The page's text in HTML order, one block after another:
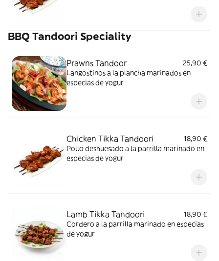
BBQ Tandoori Speciality
Prawns Tandoor
25,90 €
Langostinos a la plancha marinados en
especias de yogur
Chicken Tikka Tandoori
18,90 €
Pollo deshuesado a la parrilla marinado en
especias de yogur
Lamb Tikka Tandoori
18,90 €
Cordero a la parrilla marinado en especias
de yogur